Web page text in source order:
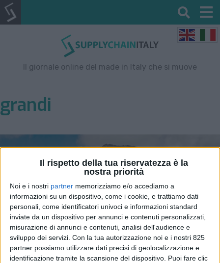
Il rispetto della tua riservatezza è la
nostra priorità
Noi e i nostri partner memorizziamo e/o accediamo a
informazioni su un dispositivo, come i cookie, e trattiamo dati
personali, come identificatori univoci e informazioni standard
inviate da un dispositivo per annunci e contenuti personalizzati,
misurazione di annunci e contenuti, analisi dell'audience e
sviluppo dei servizi. Con la tua autorizzazione noi e i nostri 825
partner possiamo utilizzare dati precisi di geolocalizzazione e
identificazione tramite la scansione del dispositivo. Puoi fare clic
Il giornale online del made in Italy che si muove
grandi